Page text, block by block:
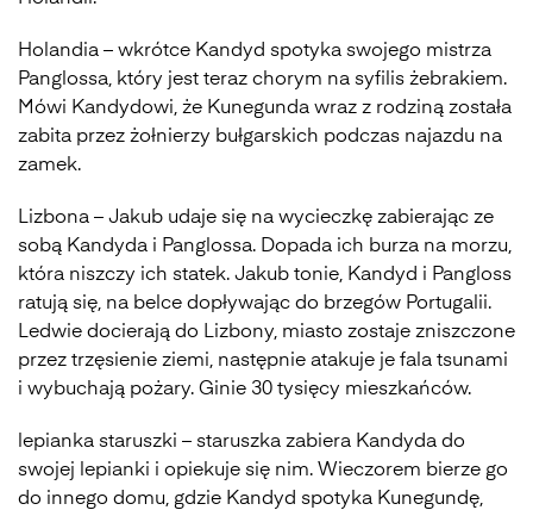
Holandia – wkrótce Kandyd spotyka swojego mistrza
Panglossa, który jest teraz chorym na syfilis żebrakiem.
Mówi Kandydowi, że Kunegunda wraz z rodziną została
zabita przez żołnierzy bułgarskich podczas najazdu na
zamek.
Lizbona – Jakub udaje się na wycieczkę zabierając ze
sobą Kandyda i Panglossa. Dopada ich burza na morzu,
która niszczy ich statek. Jakub tonie, Kandyd i Pangloss
ratują się, na belce dopływając do brzegów Portugalii.
Ledwie docierają do Lizbony, miasto zostaje zniszczone
przez trzęsienie ziemi, następnie atakuje je fala tsunami
i wybuchają pożary. Ginie 30 tysięcy mieszkańców.
lepianka staruszki – staruszka zabiera Kandyda do
swojej lepianki i opiekuje się nim. Wieczorem bierze go
do innego domu, gdzie Kandyd spotyka Kunegundę,